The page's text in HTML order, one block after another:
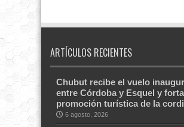
ARTÍCULOS RECIENTES
Chubut recibe el vuelo
entre Córdoba y Esquel y
promoción turística de la
6 agosto, 2026